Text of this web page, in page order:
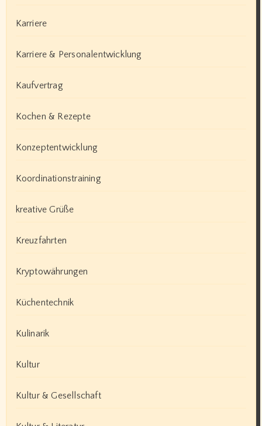
Karriere
Karriere & Personalentwicklung
Kaufvertrag
Kochen & Rezepte
Konzeptentwicklung
Koordinationstraining
kreative Grüße
Kreuzfahrten
Kryptowährungen
Küchentechnik
Kulinarik
Kultur
Kultur & Gesellschaft